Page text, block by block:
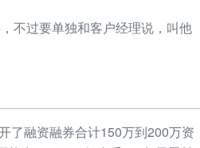
不过要单独和客户经理说，叫他
了融资融券合计150万到200万资